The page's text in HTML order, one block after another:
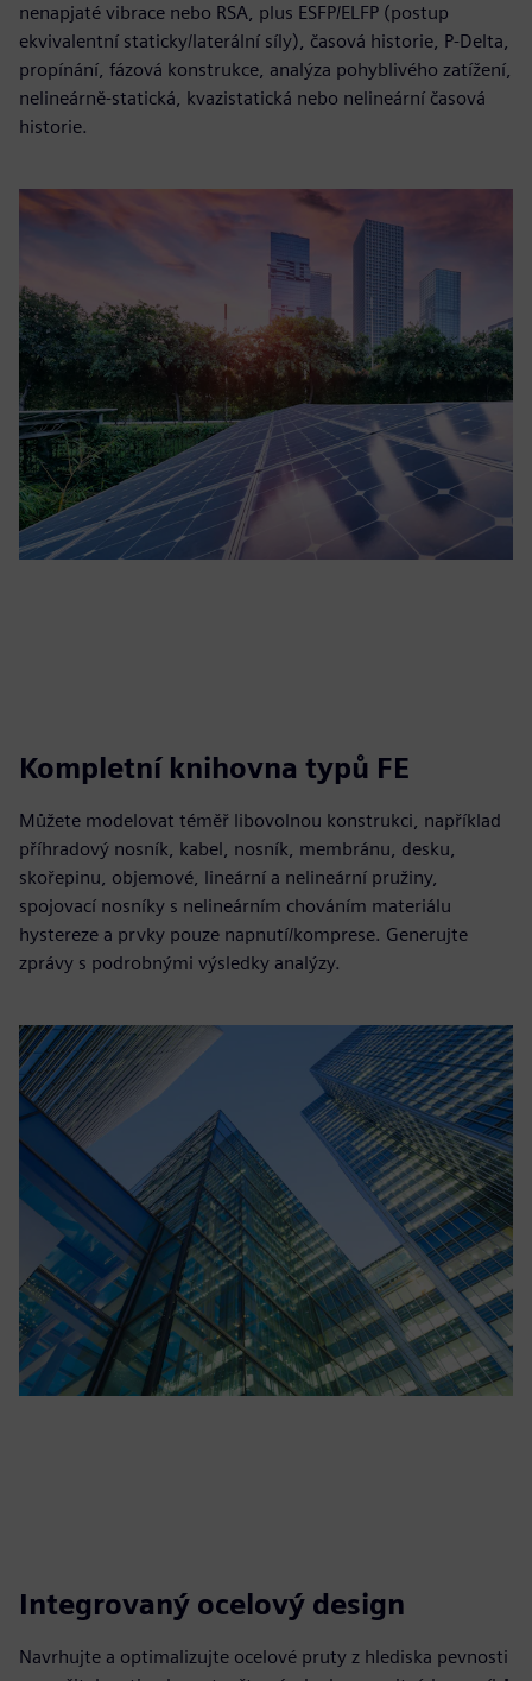
nenapjaté vibrace nebo RSA, plus ESFP/ELFP (postup
ekvivalentní staticky/laterální síly), časová historie, P-Delta,
propínání, fázová konstrukce, analýza pohyblivého zatížení,
nelineárně-statická, kvazistatická nebo nelineární časová
historie.
Kompletní knihovna typů FE
Můžete modelovat téměř libovolnou konstrukci, například
příhradový nosník, kabel, nosník, membránu, desku,
skořepinu, objemové, lineární a nelineární pružiny,
spojovací nosníky s nelineárním chováním materiálu
hystereze a prvky pouze napnutí/komprese. Generujte
zprávy s podrobnými výsledky analýzy.
Integrovaný ocelový design
Navrhujte a optimalizujte ocelové pruty z hlediska pevnosti